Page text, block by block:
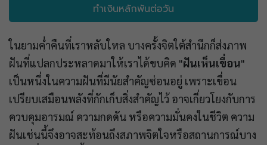
ทำเงินหลักพันต่อวัน
ในยามค่ำคืนที่เราหลับใหล บางครั้งจิตใต้สำนึกก็ส่งภาพ
ฝันที่แปลกประหลาดมาให้เราได้ขบคิด "ฝันเห็นเขื่อน"
เป็นหนึ่งในความฝันที่มีนัยสำคัญซ่อนอยู่ เพราะเขื่อน
เปรียบเสมือนพลังที่กักเก็บสิ่งสำคัญไว้ อาจเกี่ยวโยงกับการ
ควบคุมอารมณ์ ความกดดัน หรือความมั่นคงในชีวิต ความ
ฝันเช่นนี้จึงอาจสะท้อนถึงสภาพจิตใจหรือสถานการณ์บาง